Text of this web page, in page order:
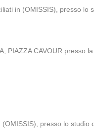
in (OMISSIS), presso lo
PIAZZA CAVOUR presso
presso lo